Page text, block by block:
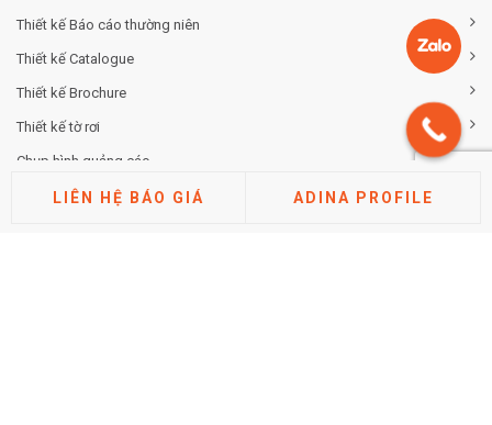
Thiết kế Báo cáo thường niên
Thiết kế Catalogue
Thiết kế Brochure
Thiết kế tờ rơi
Chụp hình quảng cáo
TƯ VẤN THƯƠNG HIỆU
LIÊN HỆ BÁO GIÁ ADINA PROFILE